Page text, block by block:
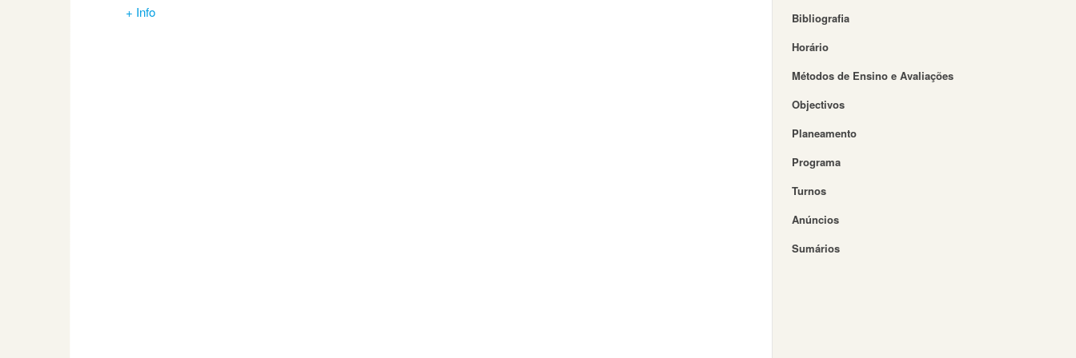
+ Info
Bibliografia
Horário
Métodos de Ensino e Avaliações
Objectivos
Planeamento
Programa
Turnos
Anúncios
Sumários